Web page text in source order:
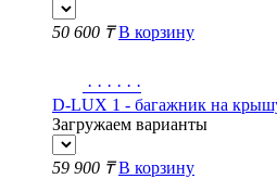
50 600 ₸ В корзину
· · · · · ·
D-LUX 1 - багажник на
Загружаем варианты
59 900 ₸ В корзину